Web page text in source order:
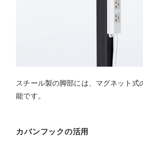
スチール製の脚部には、マグネット式
能です。
カバンフックの活用